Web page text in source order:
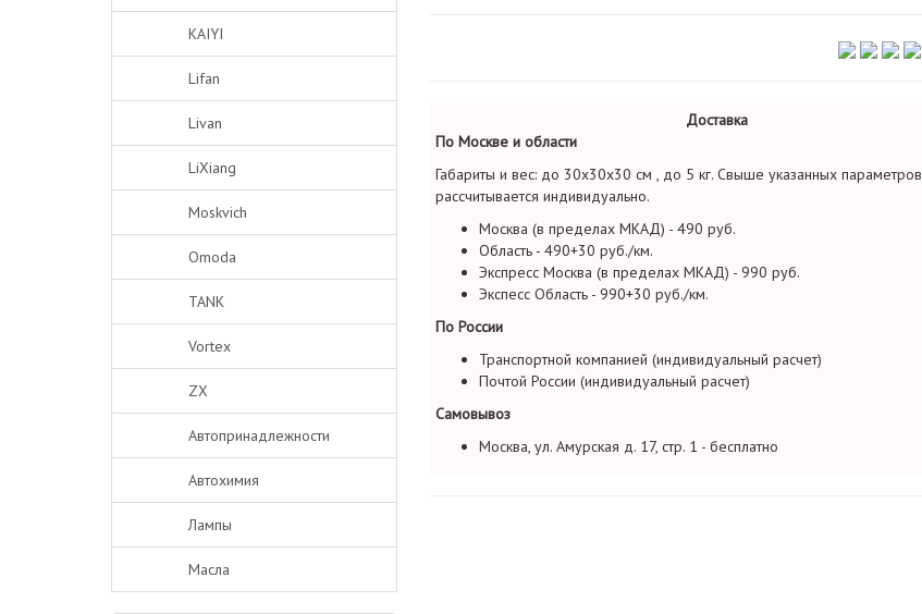
KAIYI
Lifan
Livan
LiXiang
Moskvich
Omoda
TANK
Vortex
ZX
Автопринадлежности
Автохимия
Лампы
Масла
Доставка
По Москве и области
Габариты и вес: до 30х30х30 см , до 5 кг. Свыше указанных параметров
рассчитывается индивидуально.
Москва (в пределах МКАД) - 490 руб.
Область - 490+30 руб./км.
Экспресс Москва (в пределах МКАД) - 990 руб.
Экспесс Область - 990+30 руб./км.
По России
Транспортной компанией (индивидуальный расчет)
Почтой России (индивидуальный расчет)
Самовывоз
Москва, ул. Амурская д. 17, стр. 1 - бесплатно